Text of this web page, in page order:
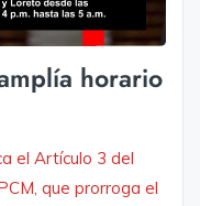
horario
el Artículo 3 del
que prorroga el